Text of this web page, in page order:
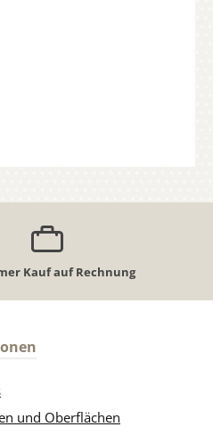
Kauf auf Rechnung
und Oberflächen